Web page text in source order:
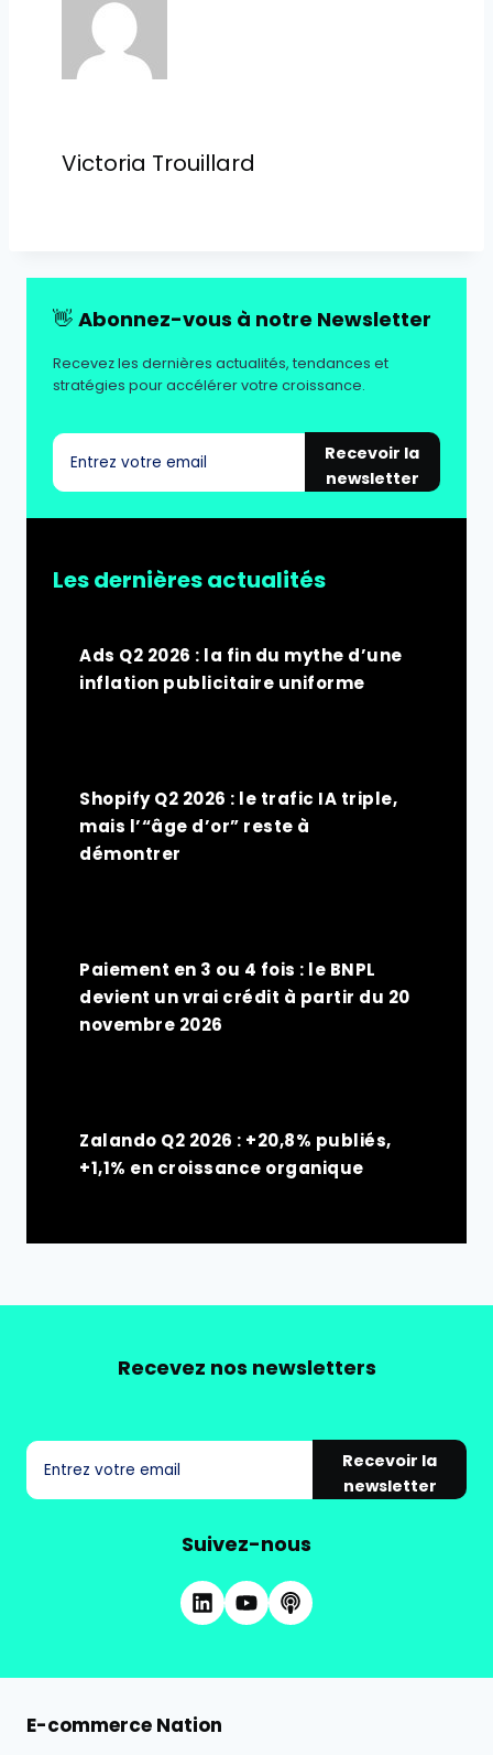
Victoria Trouillard
👋 Abonnez-vous à notre Newsletter
Recevez les dernières actualités, tendances et
stratégies pour accélérer votre croissance.
Recevoir la
newsletter
Les dernières actualités
Ads Q2 2026 : la fin du mythe d’une
inflation publicitaire uniforme
Shopify Q2 2026 : le trafic IA triple,
mais l’“âge d’or” reste à
démontrer
Paiement en 3 ou 4 fois : le BNPL
devient un vrai crédit à partir du 20
novembre 2026
Zalando Q2 2026 : +20,8% publiés,
+1,1% en croissance organique
Recevez nos newsletters
Recevoir la
newsletter
Suivez-nous
E-commerce Nation